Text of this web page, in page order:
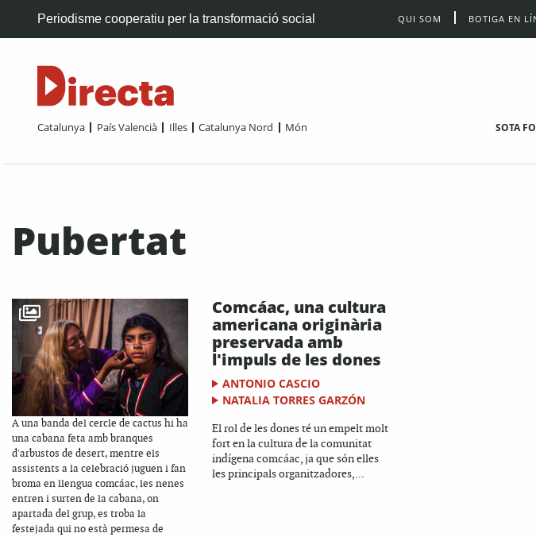
Periodisme cooperatiu per la transformació social QUI SOM BOTIGA EN
Catalunya País Valencià Illes Catalunya Nord Món SOTA
Pubertat
A una banda del cercle de cactus hi ha
una cabana feta amb branques
d'arbustos de desert, mentre els
assistents a la celebració juguen i fan
broma en llengua comcáac, les nenes
entren i surten de la cabana, on
apartada del grup, es troba la
festejada qui no està permesa de
Comcáac, una cultura
americana originària
preservada amb
l'impuls de les dones
ANTONIO CASCIO
NATALIA TORRES GARZÓN
El rol de les dones té un empelt molt
fort en la cultura de la comunitat
indígena comcáac, ja que són elles
les principals organitzadores,...